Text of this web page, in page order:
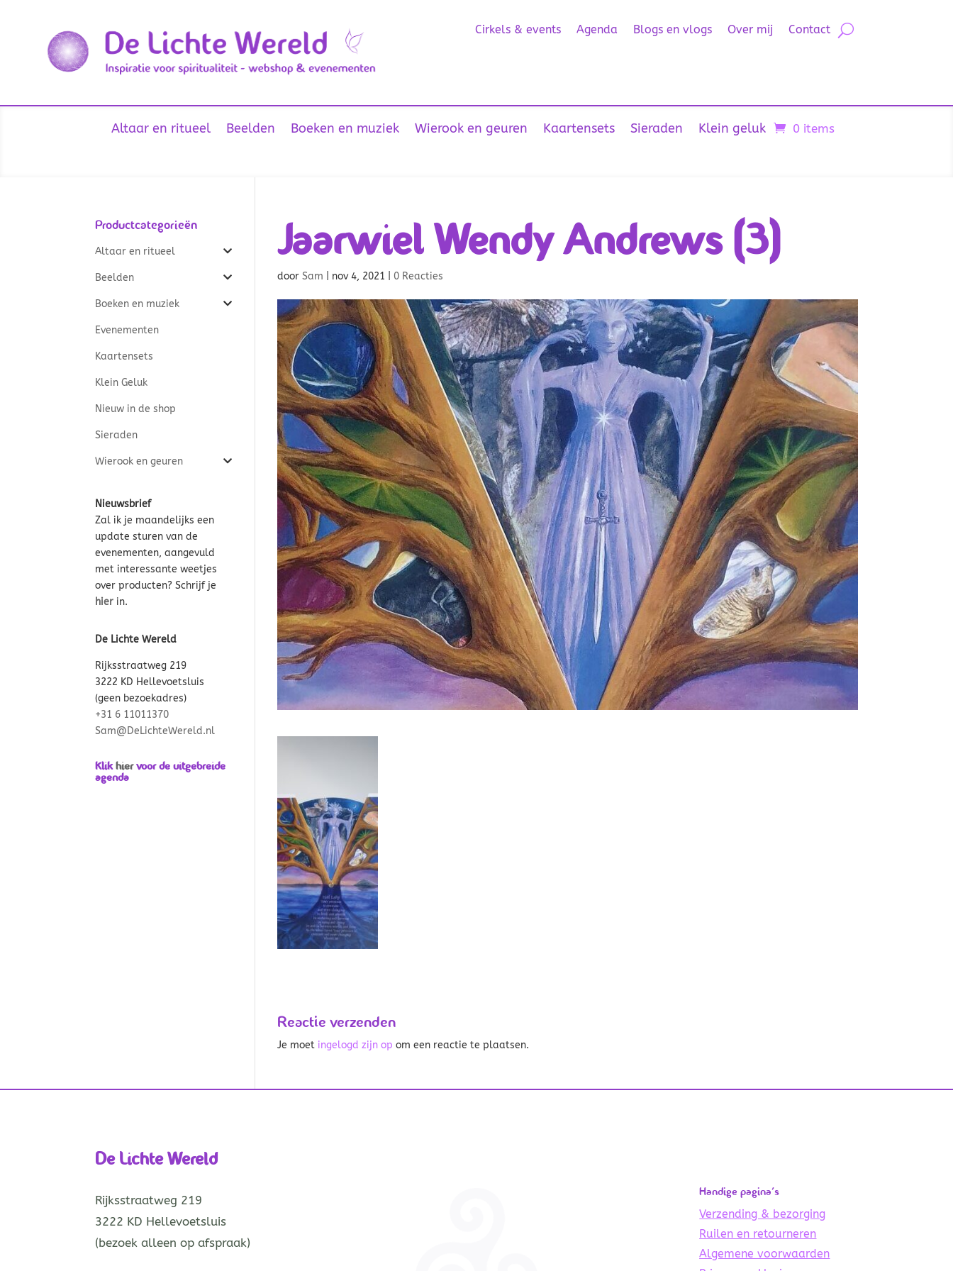
Cirkels & events Agenda Blogs en vlogs Over mij Contact
Altaar en ritueel Beelden Boeken en muziek Wierook en geuren Kaartensets Sieraden Klein geluk 0 items
Jaarwiel Wendy Andrews (3)
doorSam nov 4, 2021 0 Reacties
Reactie verzenden
Je moet ingelogd zijn op om een reactie te plaatsen.
Productcategorieën
Altaar en ritueel
Beelden
Boeken en muziek
Evenementen
Kaartensets
Klein Geluk
Nieuw in de shop
Sieraden
Wierook en geuren
Nieuwsbrief
Zal ik je maandelijks een
update sturen van de
evenementen, aangevuld
met interessante weetjes
over producten? Schrijf je
hier in.
De Lichte Wereld
Rijksstraatweg 219
3222 KD Hellevoetsluis
(geen bezoekadres)
+31 6 11011370
Sam@DeLichteWereld.nl
Klikhiervoor de uitgebreide
agenda
De Lichte Wereld
Rijksstraatweg 219
3222 KD Hellevoetsluis
(bezoek alleen op afspraak)
Handige pagina’s
Verzending & bezorging
Ruilen en retourneren
Algemene voorwaarden